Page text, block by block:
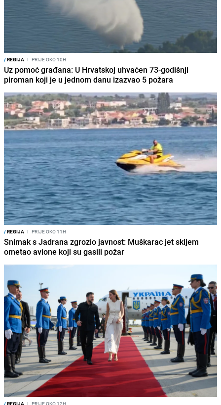
/REGIJA I PRIJE OKO 10H
Uz pomoć građana: U Hrvatskoj uhvaćen 73-godišnji
piroman koji je u jednom danu izazvao 5 požara
/REGIJA I PRIJE OKO 11H
Snimak s Jadrana zgrozio javnost: Muškarac jet skijem
ometao avione koji su gasili požar
/REGIJA I PRIJE OKO 12H